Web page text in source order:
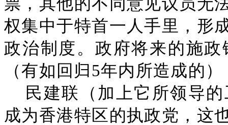
权集中于特首一人手里，形
政治制度。政府将来的施
（有如回归5年内所造成的
民建联（加上它所领导
成为香港特区的执政党，这